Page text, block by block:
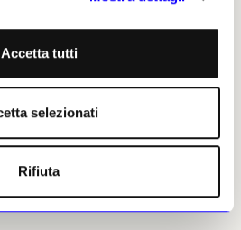
Accetta tutti
selezionati
Rifiuta
questi a segnare il ritmo
di tennis che ora è a